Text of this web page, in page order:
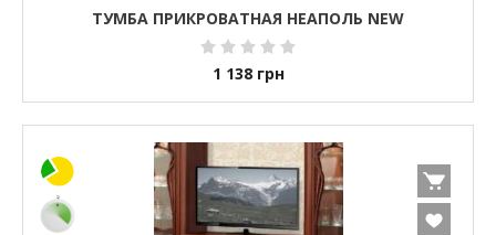
ТУМБА ПРИКРОВАТНАЯ НЕАПОЛЬ NEW
1 138 грн